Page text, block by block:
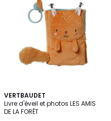
VERTBAUDET
Livre d'éveil et photos LES AMIS
DE LA FORÊT